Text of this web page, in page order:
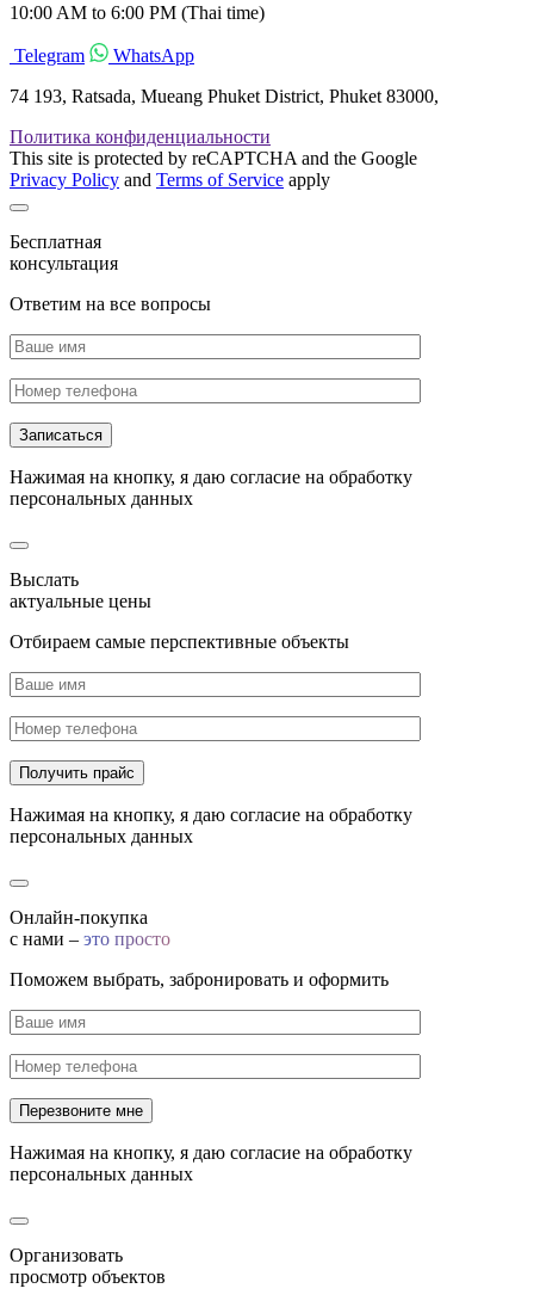
10:00 AM to 6:00 PM (Thai time)
Telegram
WhatsApp
74 193, Ratsada, Mueang Phuket District, Phuket 83000,
Политика конфиденциальности
This site is protected by reCAPTCHA and the Google
Privacy Policy and Terms of Service apply
Бесплатная
консультация
Ответим на все вопросы
Нажимая на кнопку, я даю согласие на обработку
персональных данных
Выслать
актуальные цены
Отбираем самые перспективные объекты
Нажимая на кнопку, я даю согласие на обработку
персональных данных
Онлайн-покупка
с нами – это просто
Поможем выбрать, забронировать и оформить
Нажимая на кнопку, я даю согласие на обработку
персональных данных
Организовать
просмотр объектов